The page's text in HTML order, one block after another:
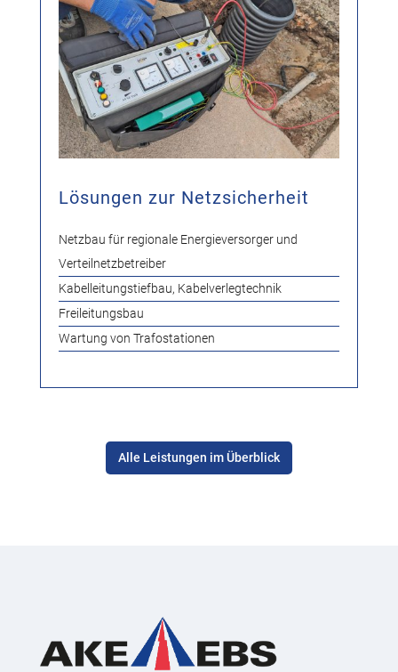
Lösungen zur Netzsicherheit
Netzbau für regionale Energieversorger und
Verteilnetzbetreiber
Kabelleitungstiefbau, Kabelverlegtechnik
Freileitungsbau
Wartung von Trafostationen
Alle Leistungen im Überblick